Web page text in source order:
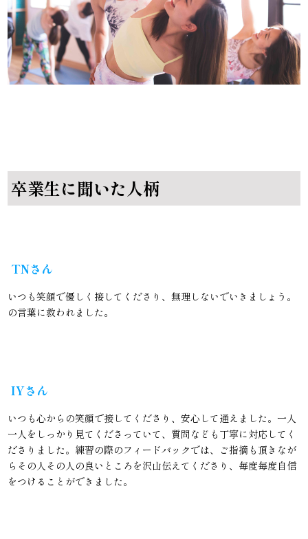
卒業生に聞いた人柄
TNさん
いつも笑顔で優しく接してくださり、無理しないでいきましょう。
の言葉に救われました。
IYさん
いつも心からの笑顔で接してくださり、安心して通えました。一人
一人をしっかり見てくださっていて、質問なども丁寧に対応してく
ださりました。練習の際のフィードバックでは、ご指摘も頂きなが
らその人その人の良いところを沢山伝えてくださり、毎度毎度自信
をつけることができました。